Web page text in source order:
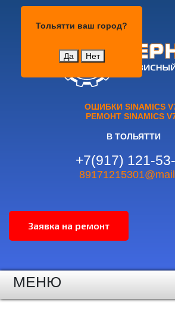
Тольятти ваш город?
Да Нет
ОШИБКИ SINAMICS
РЕМОНТ SINAMICS
В ТОЛЬЯТТИ
+7(917) 121-
МЕНЮ